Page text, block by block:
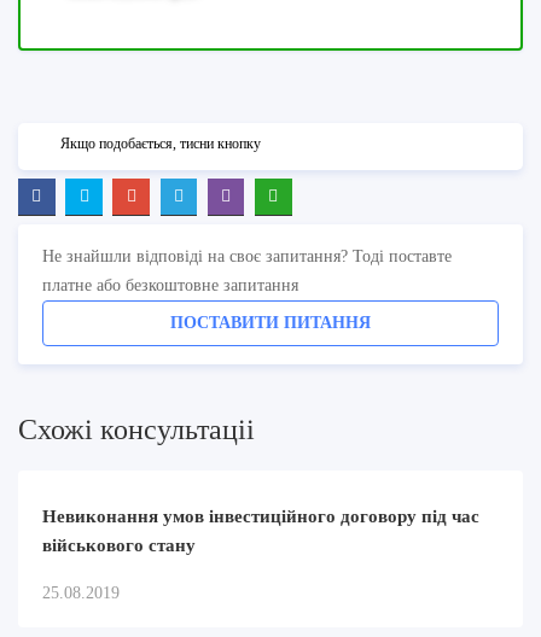
Якщо подобається, тисни кнопку
Не знайшли відповіді на своє запитання? Тоді поставте
платне або безкоштовне запитання
ПОСТАВИТИ ПИТАННЯ
Схожi консультацii
Невиконання умов інвестиційного договору під час
військового стану
25.08.2019